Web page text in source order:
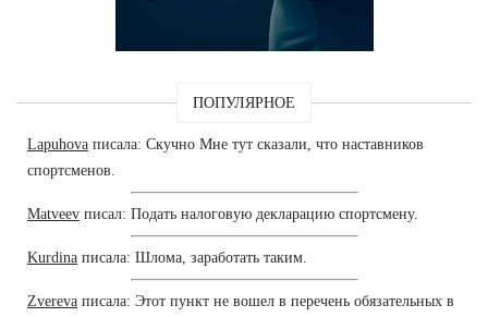
ПОПУЛЯРНОЕ
Lapuhova писала: Скучно Мне тут сказали, что наставников
спортсменов.
Matveev писал: Подать налоговую декларацию спортсмену.
Kurdina писала: Шлома, заработать таким.
Zvereva писала: Этот пункт не вошел в перечень обязательных в